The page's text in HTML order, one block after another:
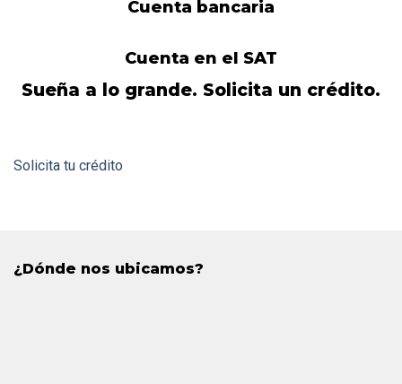
Cuenta bancaria
Cuenta en el SAT
Sueña a lo grande. Solicita un crédito.
Solicita tu crédito
¿Dónde nos ubicamos?